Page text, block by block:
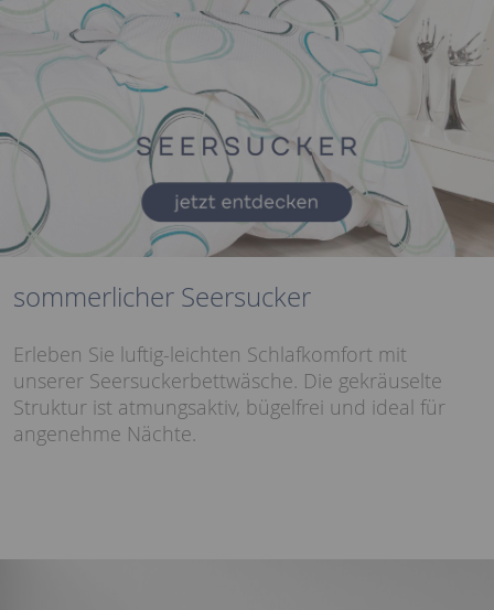
sommerlicher Seersucker
Erleben Sie luftig-leichten Schlafkomfort mit
unserer Seersuckerbettwäsche. Die gekräuselte
Struktur ist atmungsaktiv, bügelfrei und ideal für
angenehme Nächte.